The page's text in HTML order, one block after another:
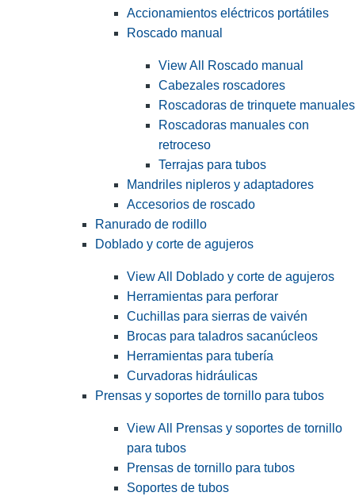
Accionamientos eléctricos portátiles
Roscado manual
View All Roscado manual
Cabezales roscadores
Roscadoras de trinquete manuales
Roscadoras manuales con
retroceso
Terrajas para tubos
Mandriles nipleros y adaptadores
Accesorios de roscado
Ranurado de rodillo
Doblado y corte de agujeros
View All Doblado y corte de agujeros
Herramientas para perforar
Cuchillas para sierras de vaivén
Brocas para taladros sacanúcleos
Herramientas para tubería
Curvadoras hidráulicas
Prensas y soportes de tornillo para tubos
View All Prensas y soportes de tornillo
para tubos
Prensas de tornillo para tubos
Soportes de tubos